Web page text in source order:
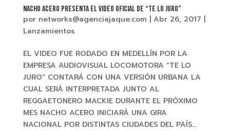
NACHO ACERO presenta el Video Oficial de “TE LO JURO”
por networks@agenciajaque.com Abr 26, 2017
Lanzamientos
EL VIDEO FUE RODADO EN MEDELLÍN POR LA
EMPRESA AUDIOVISUAL LOCOMOTORA “TE LO
JURO” CONTARÁ CON UNA VERSIÓN URBANA LA
CUAL SERÁ INTERPRETADA JUNTO AL
REGGAETONERO MACKIE DURANTE EL PRÓXIMO
MES NACHO ACERO INICIARÁ UNA GIRA
NACIONAL POR DISTINTAS CIUDADES DEL PAÍS...